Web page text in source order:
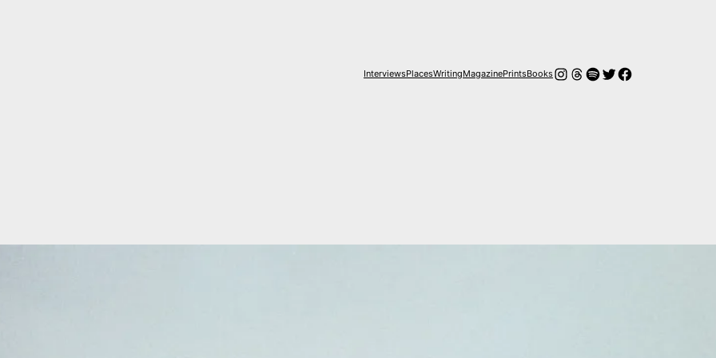
InterviewsPlacesWritingMagazinePrintsBooksInstagram
Hilos
Spotify
Twitter
Facebook